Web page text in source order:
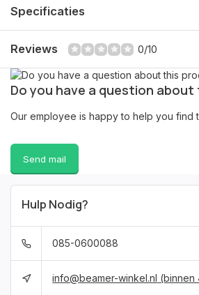
Specificaties
Reviews 0/10
Do you have a question
Our employee is happy to help you find
Send mail
Hulp Nodig?
085-0600088
info@beamer-winkel.nl (binnen